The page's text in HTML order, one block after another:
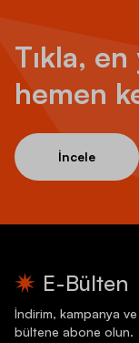
Tıkla,
hemen
İncele
E-Bülten
İndirim, kampanya
bültene abone olun.